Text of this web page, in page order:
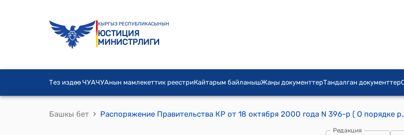
КЫРГЫЗ РЕСПУБЛИКАСЫНЫН
ЮСТИЦИЯ
МИНИСТРЛИГИ
Тез издөө ЧУАЧУАнын мамлекеттик реестриКайтарым байланышЖаңы документтерТандалган документтер
Башкы бет › Распоряжение Правительства КР от 18
Редакция